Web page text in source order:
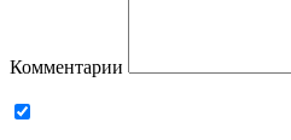
Комментарии